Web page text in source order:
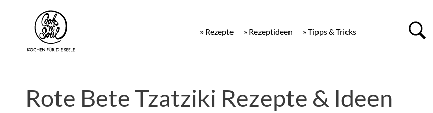
» Tipps & Tricks
» Rezeptideen
» Rezepte
Rote Bete Tzatziki Rezepte & Ideen